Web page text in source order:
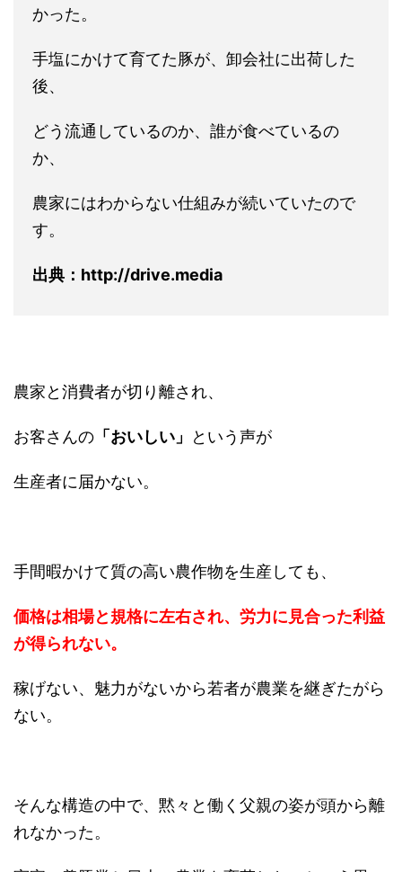
かった。
手塩にかけて育てた豚が、卸会社に出荷した
後、
どう流通しているのか、誰が食べているの
か、
農家にはわからない仕組みが続いていたので
す。
出典：http://drive.media
農家と消費者が切り離され、
お客さんの 「おいしい」 という声が
生産者に届かない。
手間暇かけて質の高い農作物を生産しても、
価格は相場と規格に左右され、労力に見合った利益
が得られない。
稼げない、魅力がないから若者が農業を継ぎたがら
ない。
そんな構造の中で、黙々と働く父親の姿が頭から離
れなかった。